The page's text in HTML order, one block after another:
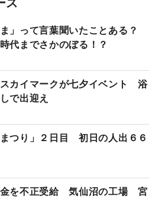
ス
ま」って言葉聞いたことある？
代までさかのぼる！？
カイマークが七夕イベント 浴
で出迎え
まつり」２日目 初日の人出６６
金を不正受給 気仙沼の工場 宮